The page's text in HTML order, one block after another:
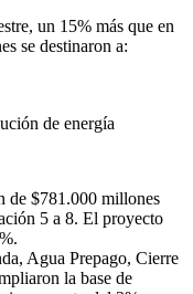
un 15% más que en
se destinaron a:
de energía
de $781.000 millones
5 a 8. El proyecto
Agua Prepago, Cierre
la base de